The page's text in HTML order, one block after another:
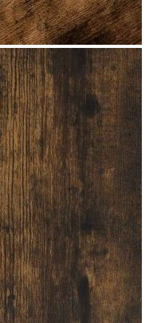
преобръщане,
с
закрепване на
47 см (Ш x Д x В)
47 x 23,5 x 24 см
60 кг
едно чекмедже: 5